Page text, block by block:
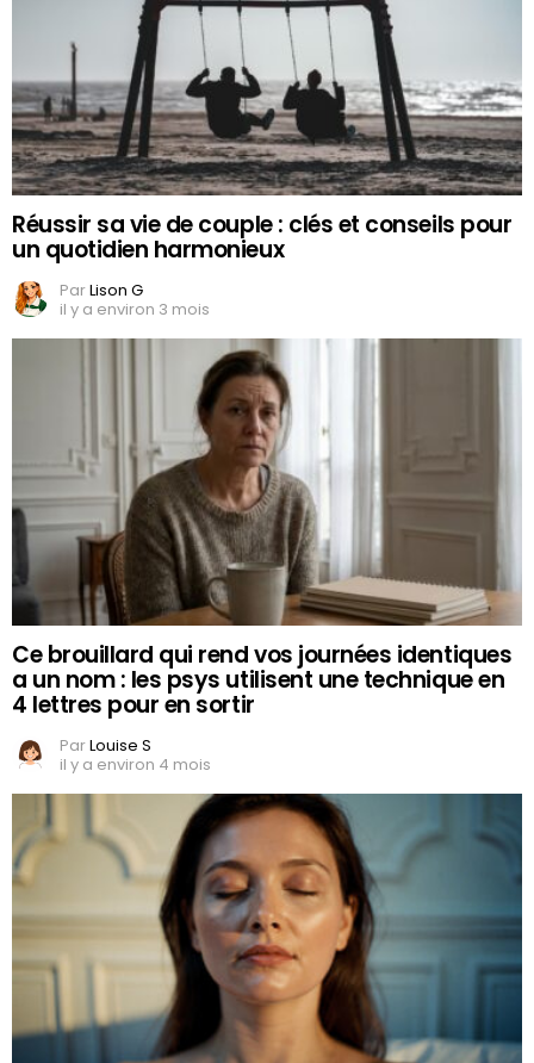
Réussir sa vie de couple : clés et conseils pour
un quotidien harmonieux
ParLison G
il y a environ 3 mois
Ce brouillard qui rend vos journées identiques
a un nom : les psys utilisent une technique en
4 lettres pour en sortir
ParLouise S
il y a environ 4 mois